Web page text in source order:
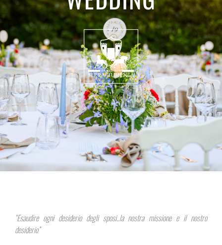
“Esaudire ogni desiderio degli sposi..la nostra missione e il nostro
desiderio”